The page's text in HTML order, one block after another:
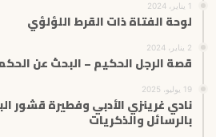
1 يناير، 2024
لوحة الفتاة ذات القرط اللؤلؤي
2 يناير، 2024
قصة الرجل الحكيم – البحث عن
19 يوليو، 2025
نادي غرينزي الأدبي وفطيرة قشور
بالرسائل والذكريات